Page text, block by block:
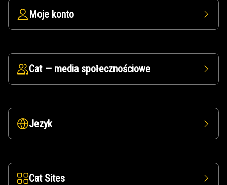
Moje konto
Cat — media społecznościowe
Jezyk
Cat Sites